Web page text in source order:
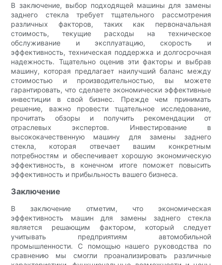
В заключение, выбор подходящей машины для замены
заднего стекла требует тщательного рассмотрения
различных факторов, таких как первоначальная
стоимость, текущие расходы на техническое
обслуживание и эксплуатацию, скорость и
эффективность, техническая поддержка и долгосрочная
надежность. Тщательно оценив эти факторы и выбрав
машину, которая предлагает наилучший баланс между
стоимостью и производительностью, вы можете
гарантировать, что сделаете экономически эффективные
инвестиции в свой бизнес. Прежде чем принимать
решение, важно провести тщательное исследование,
прочитать обзоры и получить рекомендации от
отраслевых экспертов. Инвестирование в
высококачественную машину для замены заднего
стекла, которая отвечает вашим конкретным
потребностям и обеспечивает хорошую экономическую
эффективность, в конечном итоге поможет повысить
эффективность и прибыльность вашего бизнеса.
Заключение
В заключение отметим, что экономическая
эффективность машин для замены заднего стекла
является решающим фактором, который следует
учитывать предприятиям автомобильной
промышленности. С помощью нашего руководства по
сравнению мы смогли проанализировать различные